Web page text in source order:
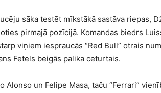
sāka testēt mīkstākā sastāva riepas,
pirmajā pozīcijā. Komandas biedrs
viņiem iespraucās “Red Bull” otrais
Fetels beigās palika ceturtais.
Alonso un Felipe Masa, taču “Ferrari”